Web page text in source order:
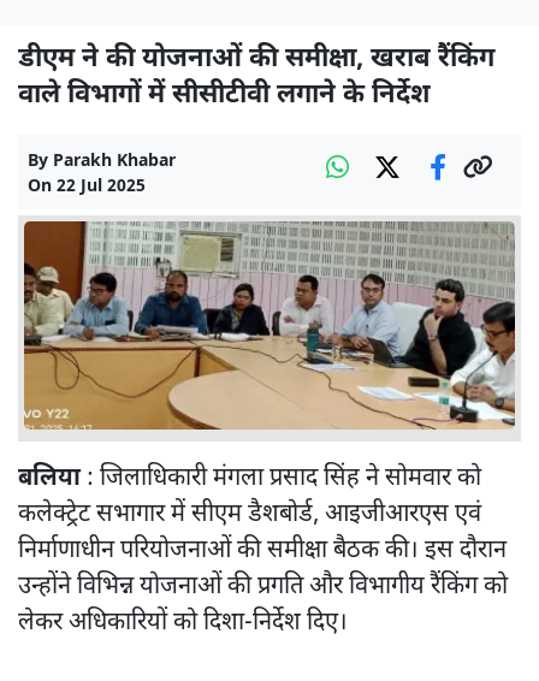
डीएम ने की योजनाओं की समीक्षा, खराब रैंकिंग
वाले विभागों में सीसीटीवी लगाने के निर्देश
By Parakh Khabar
On 22 Jul 2025
बलिया: जिलाधिकारी मंगला प्रसाद सिंह ने सोमवार को
कलेक्ट्रेट सभागार में सीएम डैशबोर्ड, आइजीआरएस एवं
निर्माणाधीन परियोजनाओं की समीक्षा बैठक की। इस दौरान
उन्होंने विभिन्न योजनाओं की प्रगति और विभागीय रैंकिंग को
लेकर अधिकारियों को दिशा-निर्देश दिए।